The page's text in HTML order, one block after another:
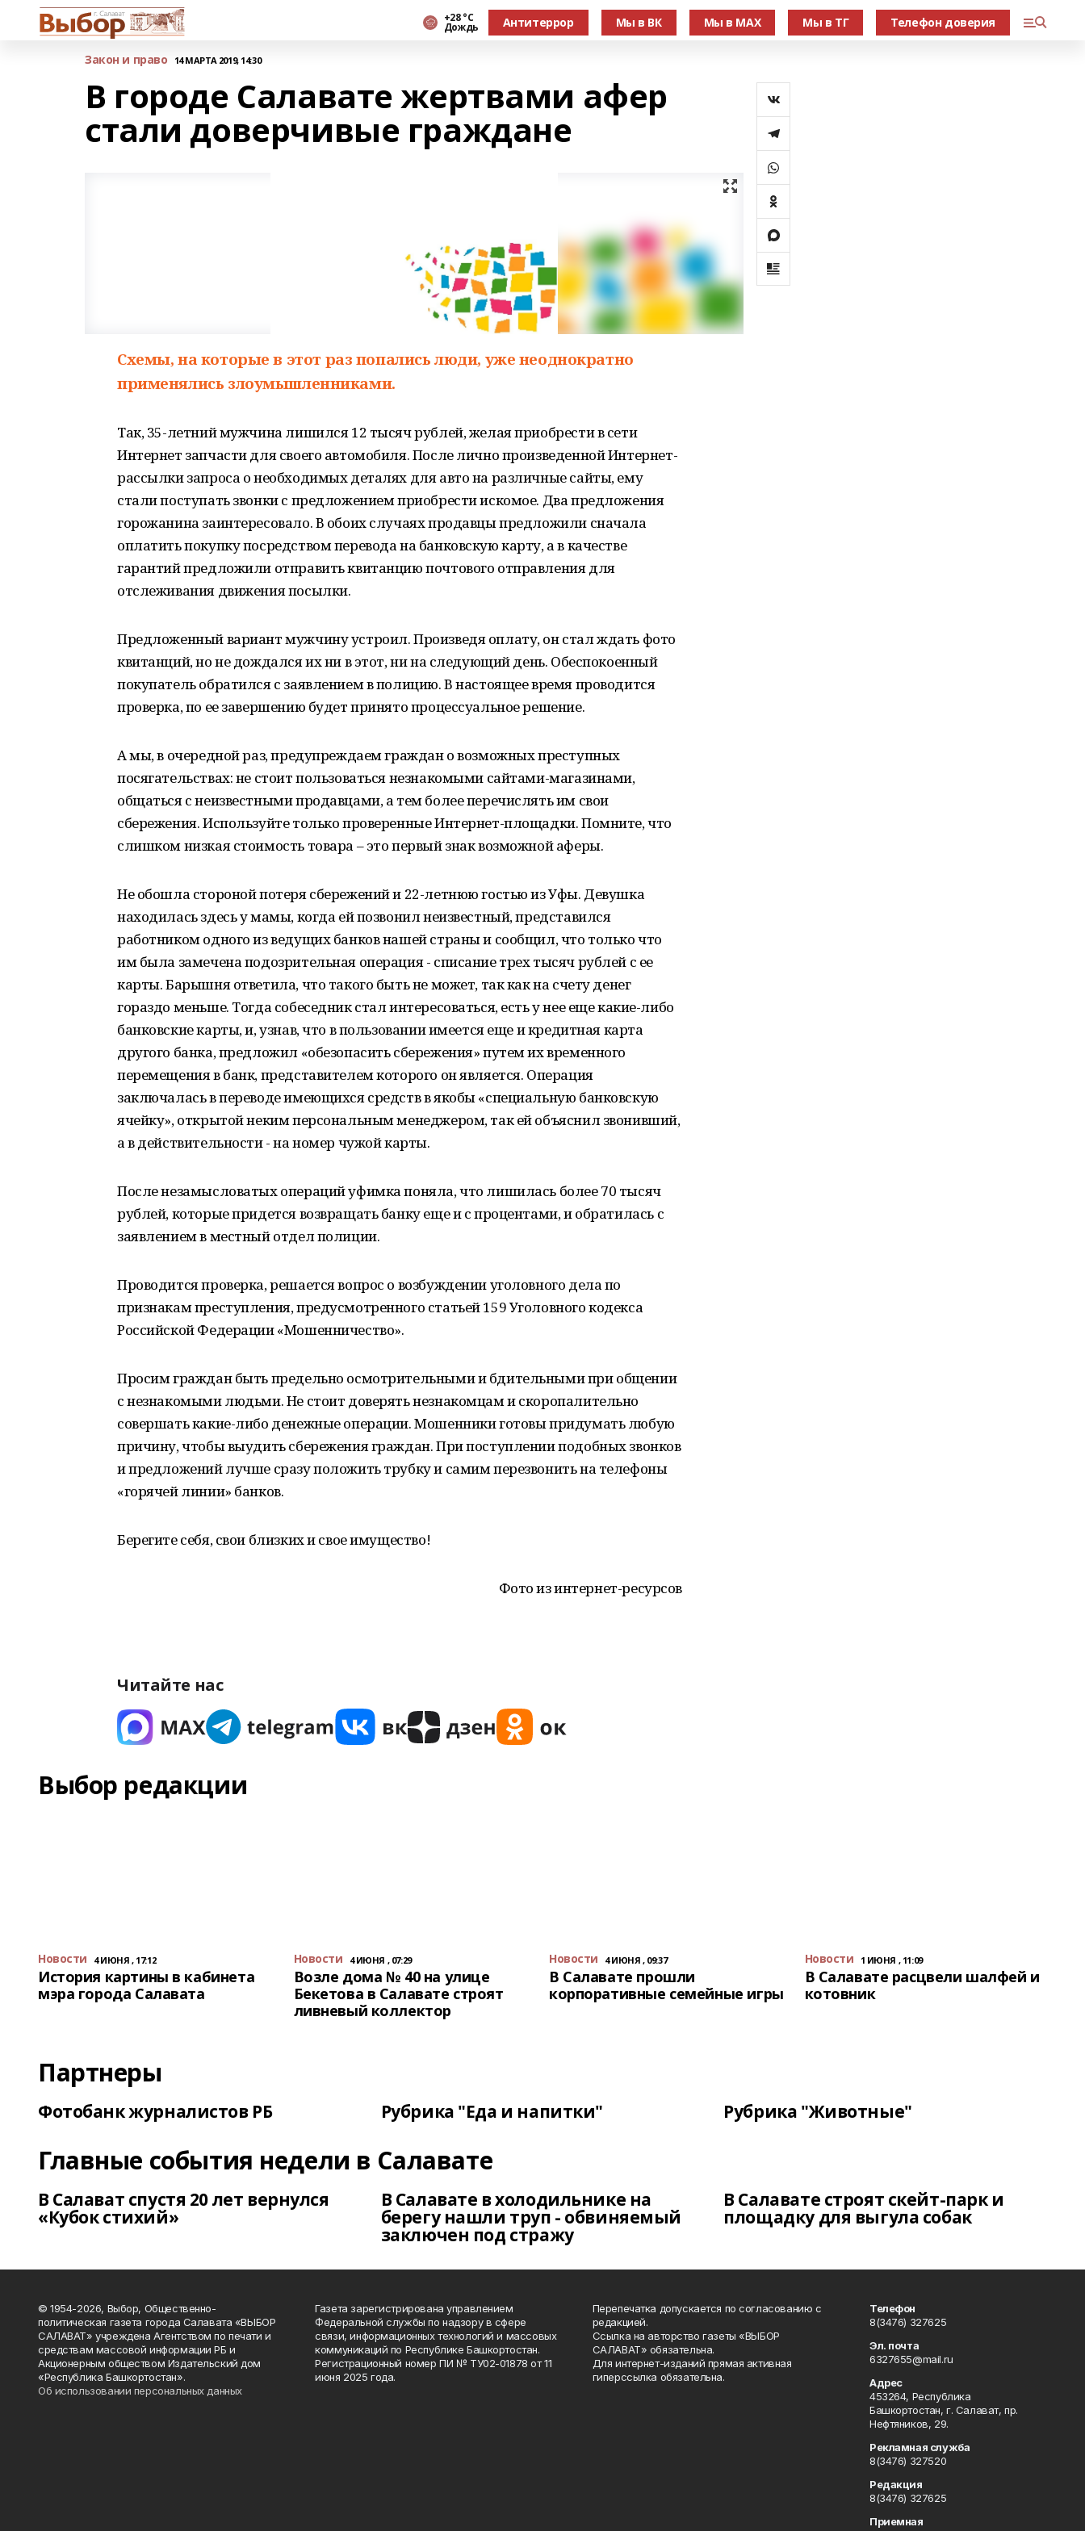
+28 °С
Дождь Антитеррор Мы в ВК Мы в МАХ Мы в ТГ Телефон доверия
Закон и право 14 МАРТА 2019, 14:30
В городе Салавате жертвами афер
стали доверчивые граждане
Схемы, на которые в этот раз попались люди, уже неоднократно
применялись злоумышленниками.
Так, 35-летний мужчина лишился 12 тысяч рублей, желая приобрести в сети
Интернет запчасти для своего автомобиля. После лично произведенной Интернет-
рассылки запроса о необходимых деталях для авто на различные сайты, ему
стали поступать звонки с предложением приобрести искомое. Два предложения
горожанина заинтересовало. В обоих случаях продавцы предложили сначала
оплатить покупку посредством перевода на банковскую карту, а в качестве
гарантий предложили отправить квитанцию почтового отправления для
отслеживания движения посылки.
Предложенный вариант мужчину устроил. Произведя оплату, он стал ждать фото
квитанций, но не дождался их ни в этот, ни на следующий день. Обеспокоенный
покупатель обратился с заявлением в полицию. В настоящее время проводится
проверка, по ее завершению будет принято процессуальное решение.
А мы, в очередной раз, предупреждаем граждан о возможных преступных
посягательствах: не стоит пользоваться незнакомыми сайтами-магазинами,
общаться с неизвестными продавцами, а тем более перечислять им свои
сбережения. Используйте только проверенные Интернет-площадки. Помните, что
слишком низкая стоимость товара – это первый знак возможной аферы.
Не обошла стороной потеря сбережений и 22-летнюю гостью из Уфы. Девушка
находилась здесь у мамы, когда ей позвонил неизвестный, представился
работником одного из ведущих банков нашей страны и сообщил, что только что
им была замечена подозрительная операция - списание трех тысяч рублей с ее
карты. Барышня ответила, что такого быть не может, так как на счету денег
гораздо меньше. Тогда собеседник стал интересоваться, есть у нее еще какие-либо
банковские карты, и, узнав, что в пользовании имеется еще и кредитная карта
другого банка, предложил «обезопасить сбережения» путем их временного
перемещения в банк, представителем которого он является. Операция
заключалась в переводе имеющихся средств в якобы «специальную банковскую
ячейку», открытой неким персональным менеджером, так ей объяснил звонивший,
а в действительности - на номер чужой карты.
После незамысловатых операций уфимка поняла, что лишилась более 70 тысяч
рублей, которые придется возвращать банку еще и с процентами, и обратилась с
заявлением в местный отдел полиции.
Проводится проверка, решается вопрос о возбуждении уголовного дела по
признакам преступления, предусмотренного статьей 159 Уголовного кодекса
Российской Федерации «Мошенничество».
Просим граждан быть предельно осмотрительными и бдительными при общении
с незнакомыми людьми. Не стоит доверять незнакомцам и скоропалительно
совершать какие-либо денежные операции. Мошенники готовы придумать любую
причину, чтобы выудить сбережения граждан. При поступлении подобных звонков
и предложений лучше сразу положить трубку и самим перезвонить на телефоны
«горячей линии» банков.
Берегите себя, свои близких и свое имущество!
Фото из интернет-ресурсов
Читайте нас
Выбор редакции
Новости 4 ИЮНЯ , 17:12
История картины в кабинета
мэра города Салавата
Новости 4 ИЮНЯ , 07:29
Возле дома № 40 на улице
Бекетова в Салавате строят
ливневый коллектор
Новости 4 ИЮНЯ , 09:37
В Салавате прошли
корпоративные семейные игры
Новости 1 ИЮНЯ , 11:09
В Салавате расцвели шалфей и
котовник
Партнеры
Фотобанк журналистов РБ Рубрика "Еда и напитки" Рубрика "Животные"
Главные события недели в Салавате
В Салават спустя 20 лет вернулся
«Кубок стихий»
В Салавате в холодильнике на
берегу нашли труп - обвиняемый
заключен под стражу
В Салавате строят скейт-парк и
площадку для выгула собак
© 1954-2026, Выбор, Общественно-
политическая газета города Салавата «ВЫБОР
САЛАВАТ» учреждена Агентством по печати и
средствам массовой информации РБ и
Акционерным обществом Издательский дом
«Республика Башкортостан».
Об использовании персональных данных
Газета зарегистрирована управлением
Федеральной службы по надзору в сфере
связи, информационных технологий и массовых
коммуникаций по Республике Башкортостан.
Регистрационный номер ПИ № ТУ02-01878 от 11
июня 2025 года.
Перепечатка допускается по согласованию с
редакцией.
Ссылка на авторство газеты «ВЫБОР
САЛАВАТ» обязательна.
Для интернет-изданий прямая активная
гиперссылка обязательна.
Телефон
8(3476) 327625
Эл. почта
6327655@mail.ru
Адрес
453264, Республика
Башкортостан, г. Салават, пр.
Нефтяников, 29.
Рекламная служба
8(3476) 327520
Редакция
8(3476) 327625
Приемная